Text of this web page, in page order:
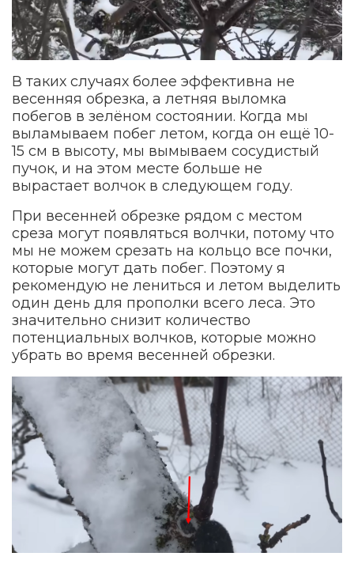
В таких случаях более эффективна не
весенняя обрезка, а летняя выломка
побегов в зелёном состоянии. Когда мы
выламываем побег летом, когда он ещё 10-
15 см в высоту, мы вымываем сосудистый
пучок, и на этом месте больше не
вырастает волчок в следующем году.
При весенней обрезке рядом с местом
среза могут появляться волчки, потому что
мы не можем срезать на кольцо все почки,
которые могут дать побег. Поэтому я
рекомендую не лениться и летом выделить
один день для прополки всего леса. Это
значительно снизит количество
потенциальных волчков, которые можно
убрать во время весенней обрезки.